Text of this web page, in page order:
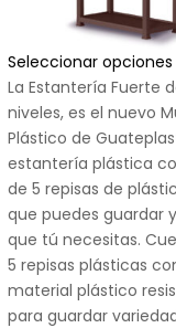
Seleccionar opciones
La Estantería Fuerte
niveles, es el nuevo
Plástico de
estantería plástica
de 5 repisas de
que puedes guardar
que tú necesitas.
5 repisas plásticas
material plástico
para guardar